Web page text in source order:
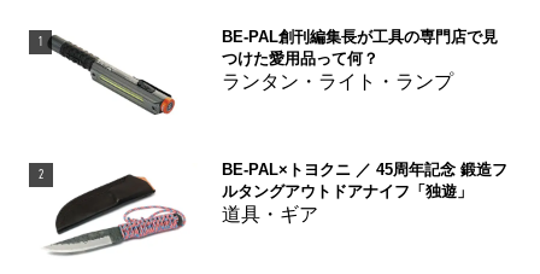
1
BE-PAL創刊編集長が工具の専門店で見
つけた愛用品って何？
ランタン・ライト・ランプ
2
BE-PAL×トヨクニ ／ 45周年記念 鍛造フ
ルタングアウトドアナイフ「独遊」
道具・ギア